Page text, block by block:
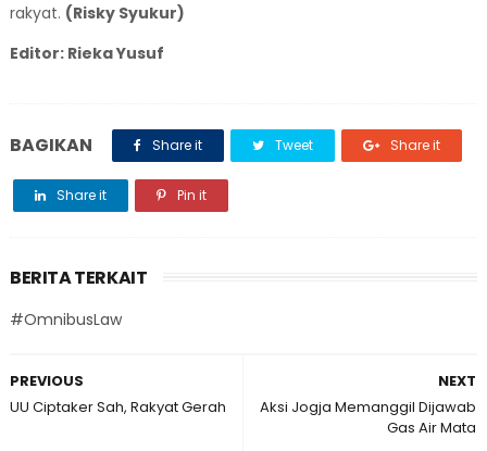
rakyat. (Risky Syukur)
Editor: Rieka Yusuf
BAGIKAN Share it Tweet Share it
Share it Pin it
BERITA TERKAIT
#OmnibusLaw
NEXT
Aksi Jogja Memanggil Dijawab
Gas Air Mata
PREVIOUS
UU Ciptaker Sah, Rakyat Gerah